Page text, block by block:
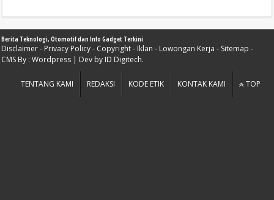
Berita Teknologi, Otomotif dan Info Gadget Terkini
Disclaimer- Privacy Policy- Copyright- Iklan - Lowongan Kerja - Sitemap -
CMS By : Wordpress | Dev by ID Digitech.
TENTANG KAMI REDAKSI KODE ETIK KONTAK KAMI TOP